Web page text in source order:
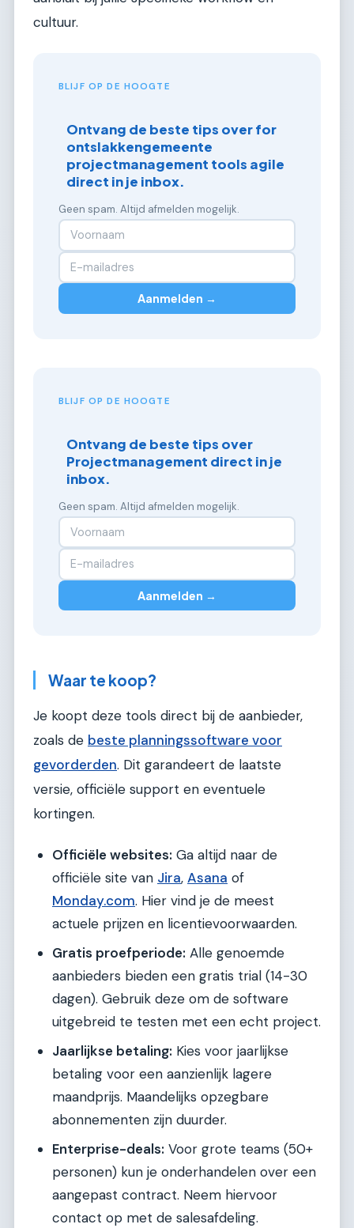
cultuur.
BLIJF OP DE HOOGTE
Ontvang de beste tips over for
ontslakkengemeente
projectmanagement tools agile
direct in je inbox.
Geen spam. Altijd afmelden mogelijk.
Aanmelden →
BLIJF OP DE HOOGTE
Ontvang de beste tips over
Projectmanagement direct in je
inbox.
Geen spam. Altijd afmelden mogelijk.
Aanmelden →
Waar te koop?
Je koopt deze tools direct bij de aanbieder,
zoals de beste planningssoftware voor
gevorderden. Dit garandeert de laatste
versie, officiële support en eventuele
kortingen.
Officiële websites: Ga altijd naar de
officiële site van Jira, Asana of
Monday.com. Hier vind je de meest
actuele prijzen en licentievoorwaarden.
Gratis proefperiode: Alle genoemde
aanbieders bieden een gratis trial (14-30
dagen). Gebruik deze om de software
uitgebreid te testen met een echt project.
Jaarlijkse betaling: Kies voor jaarlijkse
betaling voor een aanzienlijk lagere
maandprijs. Maandelijks opzegbare
abonnementen zijn duurder.
Enterprise-deals: Voor grote teams (50+
personen) kun je onderhandelen over een
aangepast contract. Neem hiervoor
contact op met de salesafdeling.